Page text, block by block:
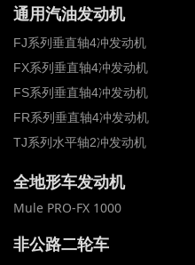
通用汽油发动机
FJ系列垂直轴4冲发动机
FX系列垂直轴4冲发动机
FS系列垂直轴4冲发动机
FR系列垂直轴4冲发动机
TJ系列水平轴2冲发动机
全地形车发动机
Mule PRO-FX 1000
非公路二轮车